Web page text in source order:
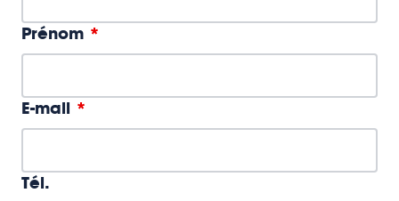
Prénom *
E-mail *
Tél.